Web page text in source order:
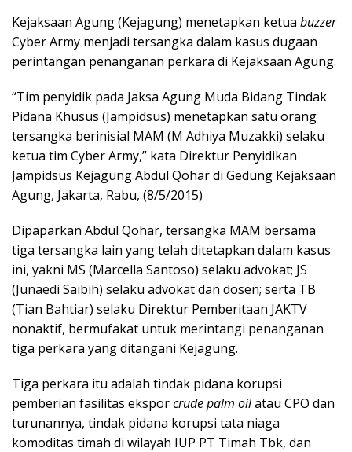
Kejaksaan Agung (Kejagung) menetapkan ketua buzzer
Cyber Army menjadi tersangka dalam kasus dugaan
perintangan penanganan perkara di Kejaksaan Agung.
“Tim penyidik pada Jaksa Agung Muda Bidang Tindak
Pidana Khusus (Jampidsus) menetapkan satu orang
tersangka berinisial MAM (M Adhiya Muzakki) selaku
ketua tim Cyber Army,” kata Direktur Penyidikan
Jampidsus Kejagung Abdul Qohar di Gedung Kejaksaan
Agung, Jakarta, Rabu, (8/5/2015)
Dipaparkan Abdul Qohar, tersangka MAM bersama
tiga tersangka lain yang telah ditetapkan dalam kasus
ini, yakni MS (Marcella Santoso) selaku advokat; JS
(Junaedi Saibih) selaku advokat dan dosen; serta TB
(Tian Bahtiar) selaku Direktur Pemberitaan JAKTV
nonaktif, bermufakat untuk merintangi penanganan
tiga perkara yang ditangani Kejagung.
Tiga perkara itu adalah tindak pidana korupsi
pemberian fasilitas eksporcrude palm oilatau CPO dan
turunannya, tindak pidana korupsi tata niaga
komoditas timah di wilayah IUP PT Timah Tbk, dan